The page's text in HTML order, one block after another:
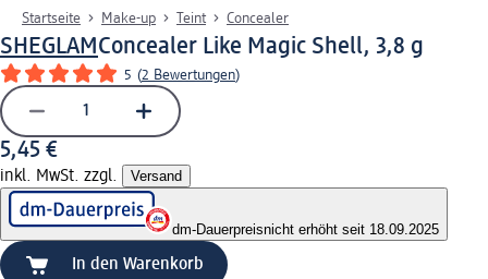
Startseite Make-up Teint Concealer
SHEGLAMConcealer Like Magic Shell, 3,8 g
5 (2 Bewertungen)
5,45 €
inkl. MwSt. zzgl. Versand
dm-Dauerpreisnicht erhöht seit 18.09.2025
In den Warenkorb